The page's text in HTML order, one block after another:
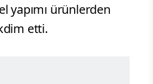
yapımı ürünlerden
etti.